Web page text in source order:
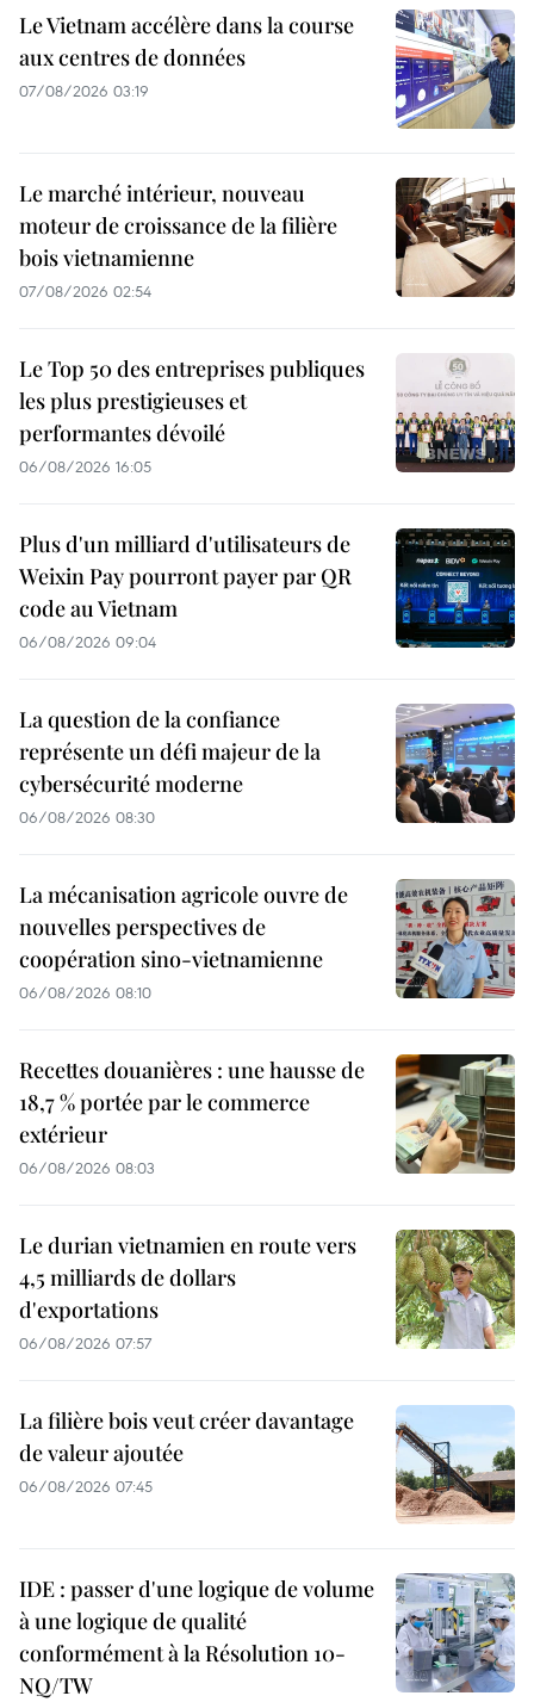
Le Vietnam accélère dans la course
aux centres de données
07/08/2026 03:19
Le marché intérieur, nouveau
moteur de croissance de la filière
bois vietnamienne
07/08/2026 02:54
Le Top 50 des entreprises publiques
les plus prestigieuses et
performantes dévoilé
06/08/2026 16:05
Plus d'un milliard d'utilisateurs de
Weixin Pay pourront payer par QR
code au Vietnam
06/08/2026 09:04
La question de la confiance
représente un défi majeur de la
cybersécurité moderne
06/08/2026 08:30
La mécanisation agricole ouvre de
nouvelles perspectives de
coopération sino-vietnamienne
06/08/2026 08:10
Recettes douanières : une hausse de
18,7 % portée par le commerce
extérieur
06/08/2026 08:03
Le durian vietnamien en route vers
4,5 milliards de dollars
d'exportations
06/08/2026 07:57
La filière bois veut créer davantage
de valeur ajoutée
06/08/2026 07:45
IDE : passer d'une logique de volume
à une logique de qualité
conformément à la Résolution 10-
NQ/TW